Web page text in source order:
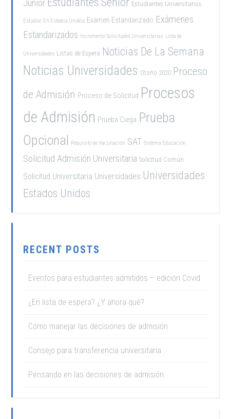
Junior
Estudiantes Universitarios
Estudiar En Estados Unidos Examen Estandarizado Exámenes
Estandarizados Incremento Solicitudes Universitarias Lista de
Universidades Listas de Espera Noticias De La Semana
Noticias Universidades Otoño 2020 Proceso
de Admisión Proceso de Solicitud Procesos
de Admisión Prueba Ciega Prueba
Opcional Requisito de Vacunación SAT Sistema Educación
Solicitud Admisión Universitaria Solicitud Común
Solicitud Universitaria Universidades Universidades
Estados Unidos
RECENT POSTS
Eventos para estudiantes admitidos – edición Covid
¿En lista de espera? ¿Y ahora qué?
Cómo manejar las decisiones de admisión
Consejo para transferencia universitaria
Pensando en las decisiones de admisión.